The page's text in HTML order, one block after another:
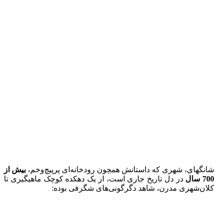
شانگهای، شهری که داستانش همچون رودخانه‌ای پرپیچ‌وخم، بیش از
700 سال
در دل تاریخ جاری است، از یک دهکده‌ کوچک ماهیگیری تا
کلان‌شهری مدرن، شاهد دگرگونی‌های شگرفی بوده: